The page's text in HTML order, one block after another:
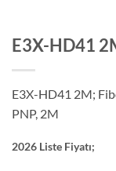
E3X-HD41
E3X-HD41 2M;
PNP, 2M
2026 Liste Fiyatı;